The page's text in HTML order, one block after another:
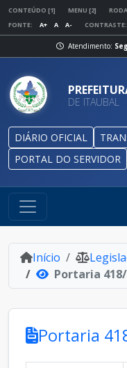
CONTEÚDO [1] MENU [2]
FONTE:
A+ A A- CONTRASTE:
Atendimento:
DE ITAUBAL
DIÁRIO OFICIAL
PORTAL DO SERVIDOR
Início
Portaria
Portaria